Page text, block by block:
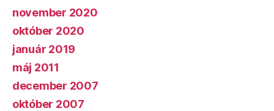
november 2020
október 2020
január 2019
máj 2011
december 2007
október 2007